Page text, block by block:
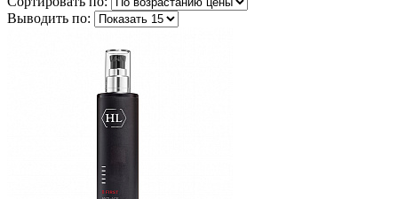
Выводить по: